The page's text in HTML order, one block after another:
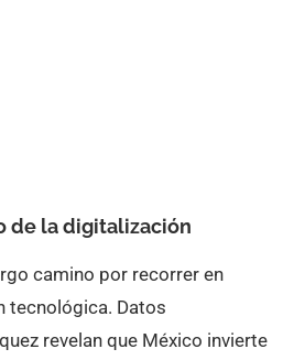
de la digitalización
camino por recorrer en
tecnológica. Datos
revelan que México invierte